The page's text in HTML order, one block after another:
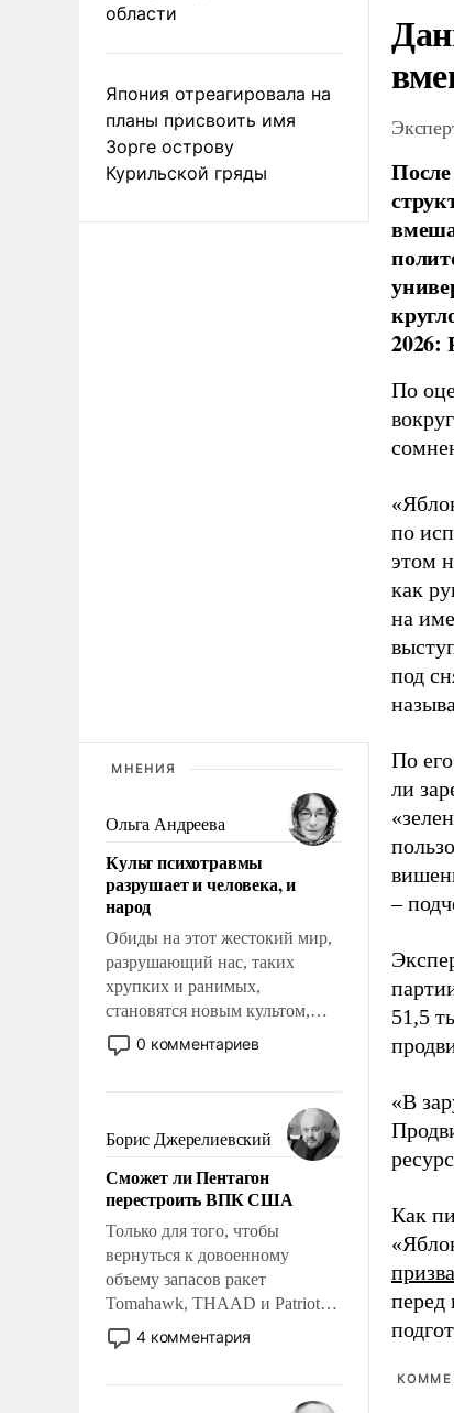
области
Япония отреагировала на
планы присвоить имя
Зорге острову
Курильской гряды
МНЕНИЯ
Ольга Андреева
Культ психотравмы
разрушает и человека, и
народ
Обиды на этот жестокий мир,
разрушающий нас, таких
хрупких и ранимых,
становятся новым культом,
постепенно вытесняя и
отменяя традиционное
мужественным и твердым под
ударами судьбы, брать на себя
ответственность, помогать
слабым, идти вперед и
адаптироваться.
0 комментариев
Борис Джерелиевский
Сможет ли Пентагон
перестроить ВПК США
Только для того, чтобы
вернуться к довоенному
объему запасов ракет
Tomahawk, THAAD и Patriot
США потребуется более трех
лет. Даже небольшая война с
4 комментария
2026:
По
по
этом
как
на
под
По
ли
–
51,5
«В
Как
перед